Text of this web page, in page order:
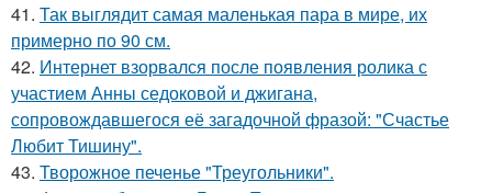
41. Так выглядит самая маленькая пара в мире, их
примерно по 90 см.
42. Интернет взорвался после появления ролика с
участием Анны седоковой и джигана,
сопровождавшегося её загадочной фразой: "Счастье
Любит Тишину".
43. Творожное печенье "Треугольники".